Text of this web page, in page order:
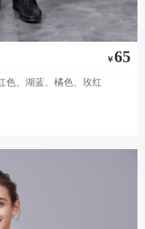
￥65
色、湖蓝、橘色、玫红